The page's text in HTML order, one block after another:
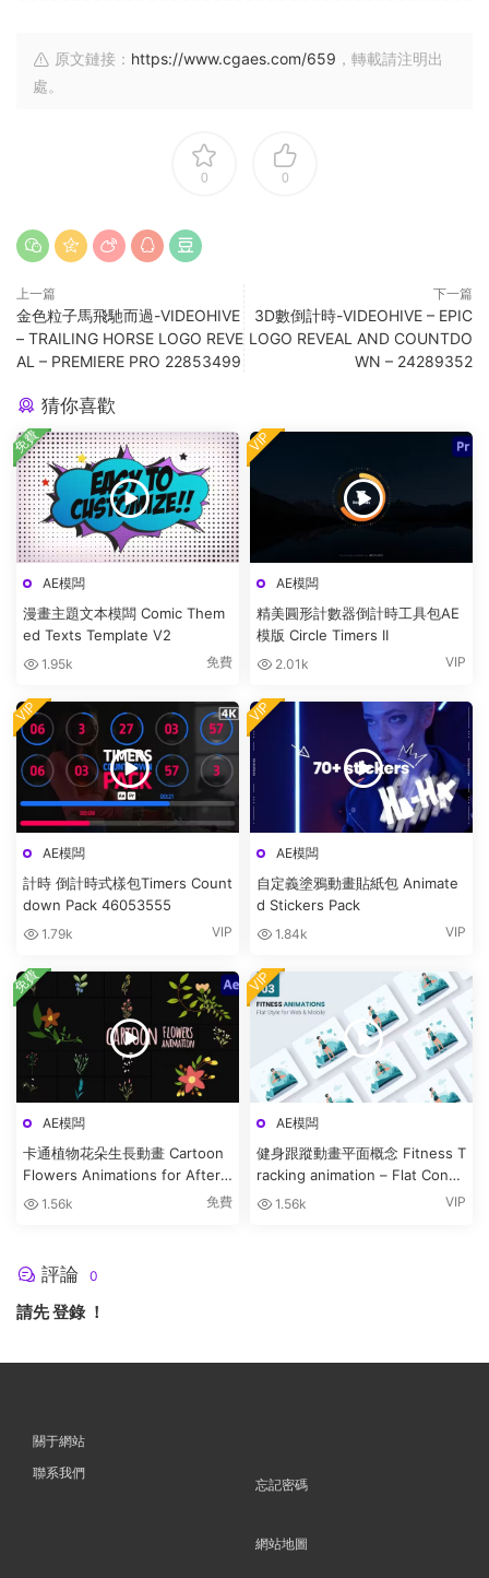
原文鏈接： https://www.cgaes.com/659 ，轉載請注明出
處。
0 0
上一篇
金色粒子馬飛馳而過-VIDEOHIVE
– TRAILING HORSE LOGO REVE
AL – PREMIERE PRO 22853499
下一篇
3D數倒計時-VIDEOHIVE – EPIC
LOGO REVEAL AND COUNTDO
WN – 24289352
猜你喜歡
AE模闆
漫畫主題文本模闆 Comic Them
ed Texts Template V2
1.95k 免費
免費
AE模闆
精美圓形計數器倒計時工具包AE
模版 Circle Timers II
2.01k VIP
VIP
AE模闆
計時 倒計時式樣包Timers Count
down Pack 46053555
1.79k VIP
VIP
AE模闆
自定義塗鴉動畫貼紙包 Animate
d Stickers Pack
1.84k VIP
VIP
AE模闆
卡通植物花朵生長動畫 Cartoon
Flowers Animations for After
Effects
1.56k 免費
免費
AE模闆
健身跟蹤動畫平面概念 Fitness T
racking animation – Flat Conce
pt 1.56k VIP
VIP
評論 0
請先登錄！
關于網站
聯系我們
忘記密碼
網站地圖